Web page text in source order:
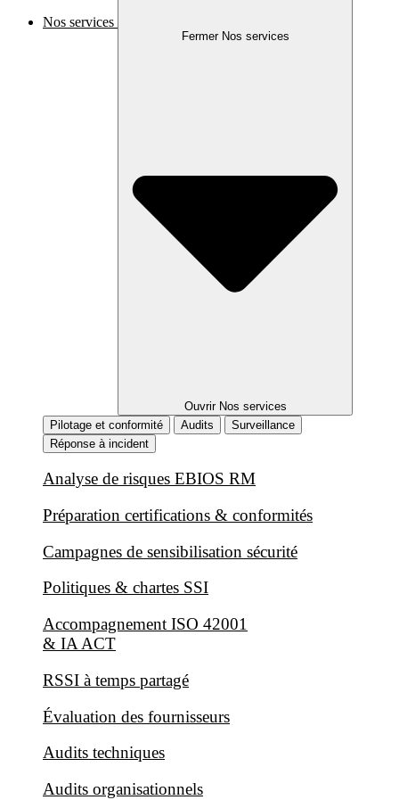
Nos services
Fermer Nos services
Ouvrir Nos services
Pilotage et conformité
Audits
Surveillance
Réponse à incident
Analyse de risques EBIOS RM
Préparation certifications & conformités
Campagnes de sensibilisation sécurité
Politiques & chartes SSI
Accompagnement ISO 42001
& IA ACT
RSSI à temps partagé
Évaluation des fournisseurs
Audits techniques
Audits organisationnels